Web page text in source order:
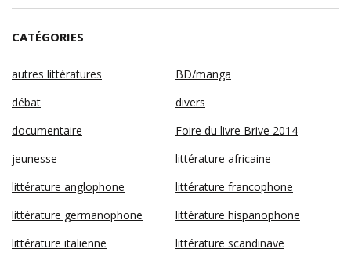
CATÉGORIES
autres littératures
BD/manga
débat
divers
documentaire
Foire du livre Brive 2014
jeunesse
littérature africaine
littérature anglophone
littérature francophone
littérature germanophone
littérature hispanophone
littérature italienne
littérature scandinave